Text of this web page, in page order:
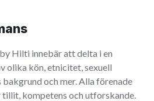
Hilti innebär att delta i en
olika kön, etnicitet, sexuell
bakgrund och mer. Alla förenade
kompetens och utforskande.